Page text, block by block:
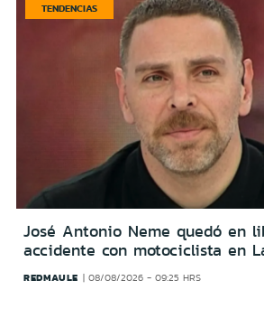
TENDENCIAS
José Antonio Neme quedó en
accidente con motociclista en
REDMAULE 08/08/2026 - 09:25 HRS